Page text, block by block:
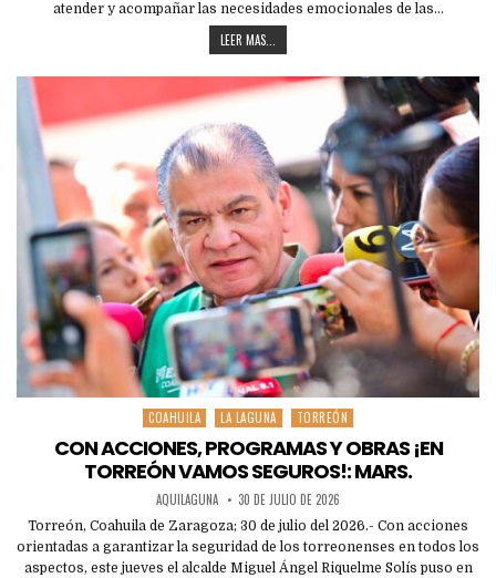
atender y acompañar las necesidades emocionales de las…
LEER MAS...
Posted
in
COAHUILA LA LAGUNA TORREÓN
CON ACCIONES, PROGRAMAS Y OBRAS ¡EN
TORREÓN VAMOS SEGUROS!: MARS.
AQUILAGUNA 30 DE JULIO DE 2026
Torreón, Coahuila de Zaragoza; 30 de julio del 2026.- Con acciones
orientadas a garantizar la seguridad de los torreonenses en todos los
aspectos, este jueves el alcalde Miguel Ángel Riquelme Solís puso en